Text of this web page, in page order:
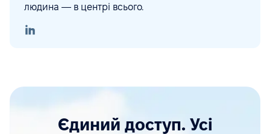
людина — в центрі всього.
Єдиний доступ. Усі